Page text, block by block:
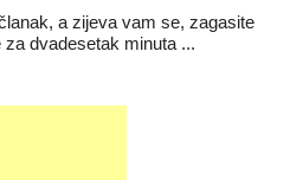
a zijeva vam se, zagasite
dvadesetak minuta ...